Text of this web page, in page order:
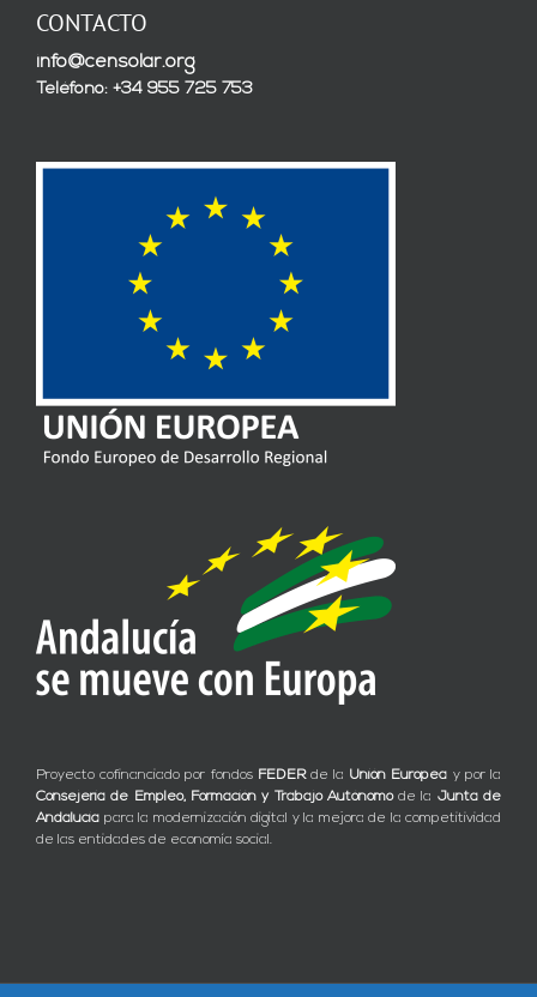
CONTACTO
info@censolar.org
Teléfono: +34 955 725 753
Proyecto cofinanciado por fondos FEDERde la Unión Europea y por la
Consejería de Empleo, Formación y Trabajo Autónomode la Junta de
Andalucía para la modernización digital y la mejora de la competitividad
de las entidades de economía social.